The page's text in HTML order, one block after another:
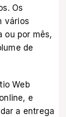
Os
vários
ou por mês,
de
Web
e
a entrega